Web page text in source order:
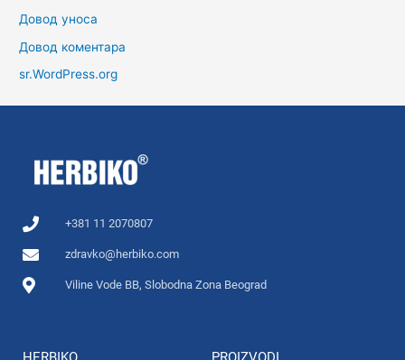
Довод уноса
Довод коментара
sr.WordPress.org
+381 11 2070807
zdravko@herbiko.com
Viline Vode BB, Slobodna Zona Beograd